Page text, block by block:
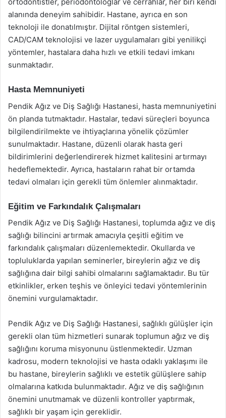
alanında deneyim sahibidir. Hastane, ayrıca en son
teknoloji ile donatılmıştır. Dijital röntgen sistemleri,
CAD/CAM teknolojisi ve lazer uygulamaları gibi yenilikçi
yöntemler, hastalara daha hızlı ve etkili tedavi imkanı
sunmaktadır.
Hasta Memnuniyeti
Pendik Ağız ve Diş Sağlığı Hastanesi, hasta memnuniyetini
ön planda tutmaktadır. Hastalar, tedavi süreçleri boyunca
bilgilendirilmekte ve ihtiyaçlarına yönelik çözümler
sunulmaktadır. Hastane, düzenli olarak hasta geri
bildirimlerini değerlendirerek hizmet kalitesini artırmayı
hedeflemektedir. Ayrıca, hastaların rahat bir ortamda
tedavi olmaları için gerekli tüm önlemler alınmaktadır.
Eğitim ve Farkındalık Çalışmaları
Pendik Ağız ve Diş Sağlığı Hastanesi, toplumda ağız ve diş
sağlığı bilincini artırmak amacıyla çeşitli eğitim ve
farkındalık çalışmaları düzenlemektedir. Okullarda ve
topluluklarda yapılan seminerler, bireylerin ağız ve diş
sağlığına dair bilgi sahibi olmalarını sağlamaktadır. Bu tür
etkinlikler, erken teşhis ve önleyici tedavi yöntemlerinin
önemini vurgulamaktadır.
Pendik Ağız ve Diş Sağlığı Hastanesi, sağlıklı gülüşler için
gerekli olan tüm hizmetleri sunarak toplumun ağız ve diş
sağlığını koruma misyonunu üstlenmektedir. Uzman
kadrosu, modern teknolojisi ve hasta odaklı yaklaşımı ile
bu hastane, bireylerin sağlıklı ve estetik gülüşlere sahip
olmalarına katkıda bulunmaktadır. Ağız ve diş sağlığının
önemini unutmamak ve düzenli kontroller yaptırmak,
sağlıklı bir yaşam için gereklidir.